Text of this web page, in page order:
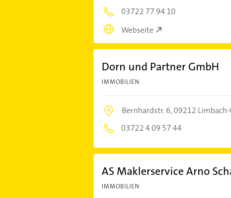
03722 77 94 10
Webseite
Dorn und Partner GmbH
IMMOBILIEN
Bernhardstr. 6,09212
03722 4 09 57 44
AS Maklerservice Arno
IMMOBILIEN